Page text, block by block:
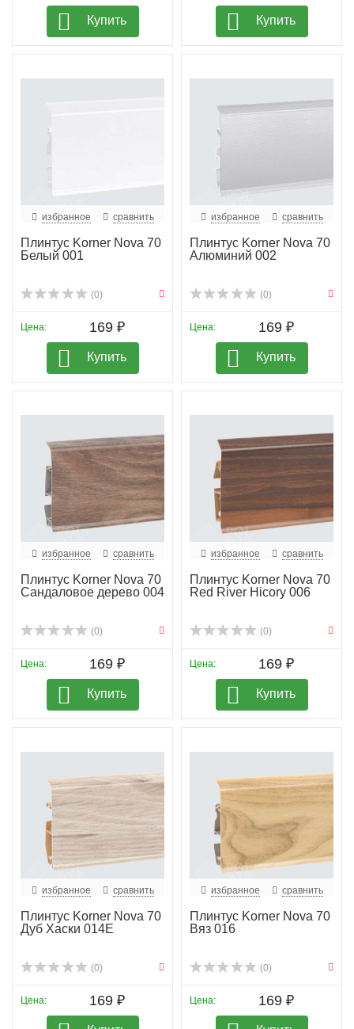
Купить Купить
избранное сравнить
Плинтус Korner Nova 70
Белый 001
(0)
Цена: 169 ₽
Купить
избранное сравнить
Плинтус Korner Nova 70
Алюминий 002
(0)
Цена: 169 ₽
Купить
избранное сравнить
Плинтус Korner Nova 70
Сандаловое дерево 004
(0)
Цена: 169 ₽
Купить
избранное сравнить
Плинтус Korner Nova 70
Red River Hicory 006
(0)
Цена: 169 ₽
Купить
избранное сравнить
Плинтус Korner Nova 70
Дуб Хаски 014Е
(0)
Цена: 169 ₽
избранное сравнить
Плинтус Korner Nova 70
Вяз 016
(0)
Цена: 169 ₽